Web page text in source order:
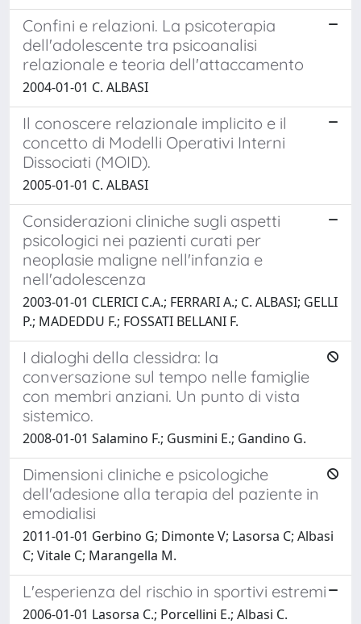
Confini e relazioni. La psicoterapia
dell'adolescente tra psicoanalisi
relazionale e teoria dell'attaccamento
2004-01-01 C. ALBASI
Il conoscere relazionale implicito e il
concetto di Modelli Operativi Interni
Dissociati (MOID).
2005-01-01 C. ALBASI
Considerazioni cliniche sugli aspetti
psicologici nei pazienti curati per
neoplasie maligne nell'infanzia e
nell'adolescenza
2003-01-01 CLERICI C.A.; FERRARI A.; C. ALBASI; GELLI
P.; MADEDDU F.; FOSSATI BELLANI F.
I dialoghi della clessidra: la
conversazione sul tempo nelle famiglie
con membri anziani. Un punto di vista
sistemico.
2008-01-01 Salamino F.; Gusmini E.; Gandino G.
Dimensioni cliniche e psicologiche
dell'adesione alla terapia del paziente in
emodialisi
2011-01-01 Gerbino G; Dimonte V; Lasorsa C; Albasi
C; Vitale C; Marangella M.
L'esperienza del rischio in sportivi estremi
2006-01-01 Lasorsa C.; Porcellini E.; Albasi C.